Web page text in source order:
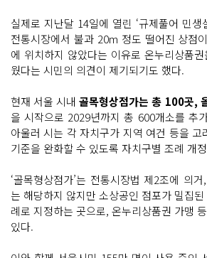
실제로 지난달 14일에 열린 ‘규제풀어 민생
전통시장에서 불과 20m 정도 떨어진 상점
에 위치하지 않았다는 이유로 온누리상품
웠다는 시민의 의견이 제기되기도 했다.
현재 서울 시내골목형상점가는 총 100곳,
을 시작으로 2029년까지 총 600개소를 추
아울러 시는 각 자치구가 지역 여건 등을 고
기준을 완화할 수 있도록 자치구별 조례 개
‘골목형상점가’는 전통시장법 제2조에 의
는 해당하지 않지만 소상공인 점포가 밀집
례로 지정하는 곳으로, 온누리상품권 가맹
있다.